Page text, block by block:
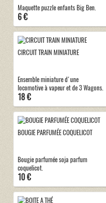
Maquette puzzle enfants Big Ben.
6 €
CIRCUIT TRAIN MINIATURE
Ensemble miniature d'une
locomotive à vapeur et de 3 Wagons.
18 €
BOUGIE PARFUMÉE COQUELICOT
Bougie parfumée soja parfum
coquelicot.
10 €